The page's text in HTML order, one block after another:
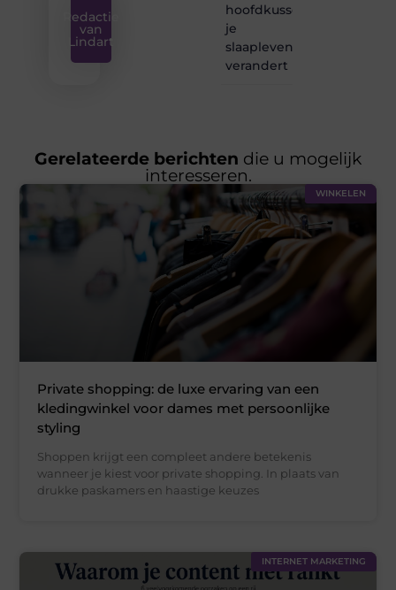
Redactie
van
Lindart
hoofdkussen
je
slaapleven
verandert
Gerelateerde berichten die u mogelijk
interesseren.
WINKELEN
Private shopping: de luxe ervaring van een
kledingwinkel voor dames met persoonlijke
styling
Shoppen krijgt een compleet andere betekenis
wanneer je kiest voor private shopping. In plaats van
drukke paskamers en haastige keuzes
INTERNET MARKETING